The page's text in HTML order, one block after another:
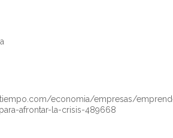
economia/empresas/
afrontar-la-crisis-489668